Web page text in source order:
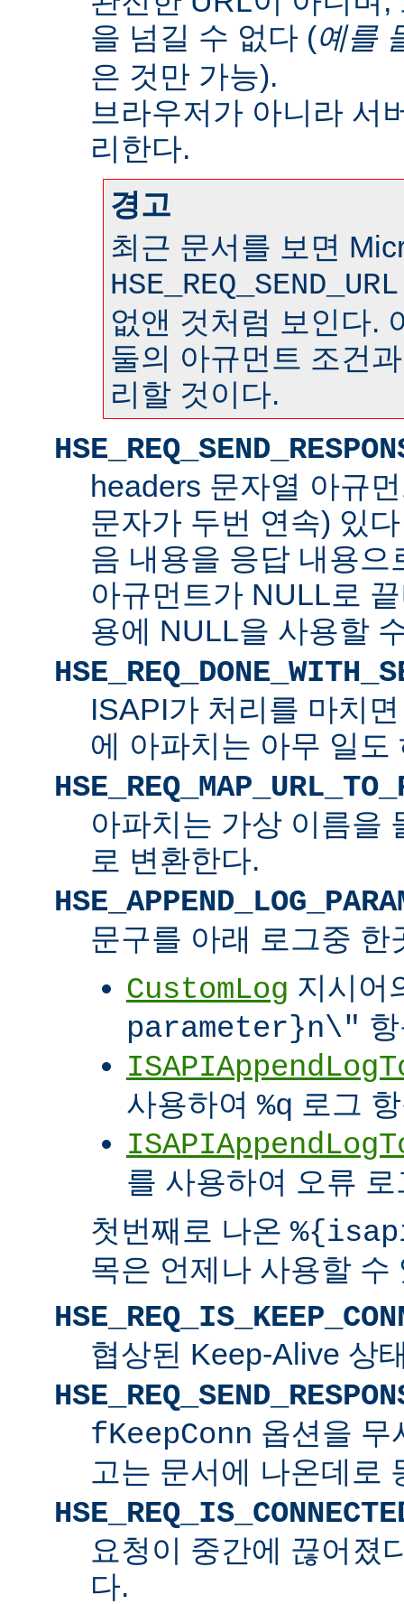
을 넘길 수 없다 (예를
은 것만 가능).
브라우저가 아니라 서
리한다.
경고
최근 문서를 보면
HSE_REQ_SEND_URL
없앤 것처럼 보인다.
둘의 아규먼트 조건
리할 것이다.
headers 문자열 아규
문자가 두번 연속) 있
음 내용을 응답 내용
아규먼트가 NULL로
용에 NULL을 사용할
ISAPI가 처리를 마치
에 아파치는 아무 일도
아파치는 가상 이름을
로 변환한다.
문구를 아래 로그중 한
CustomLog 지시어
parameter}n\"
사용하여 %q 로그
를 사용하여 오류 로
첫번째로 나온
목은 언제나 사용할 수
협상된 Keep-Alive 상
fKeepConn 옵션을 무
고는 문서에 나온데로
요청이 중간에 끊어졌
다.